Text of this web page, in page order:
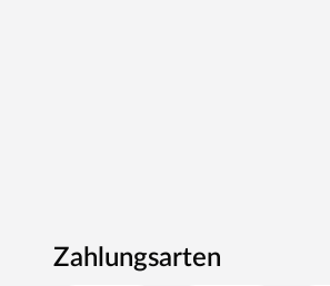
Zahlungsarten